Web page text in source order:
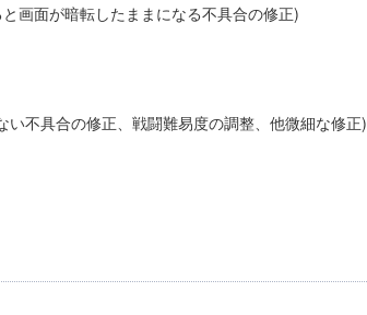
画面が暗転したままになる不具合の修正)
不具合の修正、戦闘難易度の調整、他微細な修正)